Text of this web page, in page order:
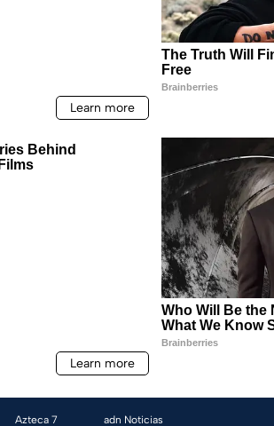
Azteca 7 adn Noticias